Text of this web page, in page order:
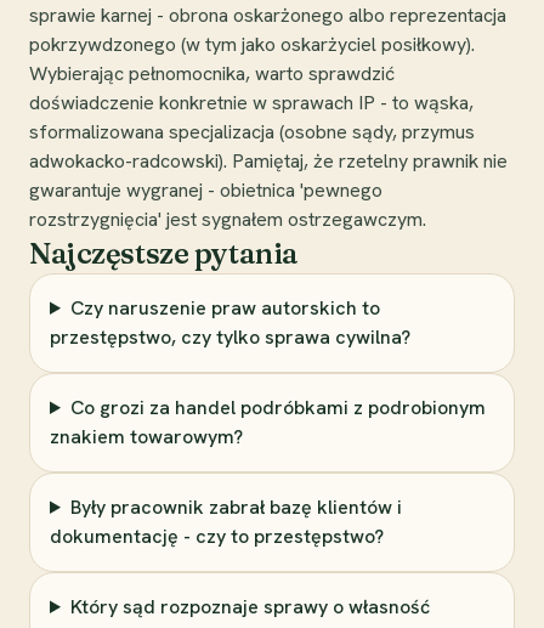
sprawie karnej - obrona oskarżonego albo reprezentacja
pokrzywdzonego (w tym jako oskarżyciel posiłkowy).
Wybierając pełnomocnika, warto sprawdzić
doświadczenie konkretnie w sprawach IP - to wąska,
sformalizowana specjalizacja (osobne sądy, przymus
adwokacko-radcowski). Pamiętaj, że rzetelny prawnik nie
gwarantuje wygranej - obietnica 'pewnego
rozstrzygnięcia' jest sygnałem ostrzegawczym.
Najczęstsze pytania
Czy naruszenie praw autorskich to
przestępstwo, czy tylko sprawa cywilna?
Co grozi za handel podróbkami z podrobionym
znakiem towarowym?
Były pracownik zabrał bazę klientów i
dokumentację - czy to przestępstwo?
Który sąd rozpoznaje sprawy o własność